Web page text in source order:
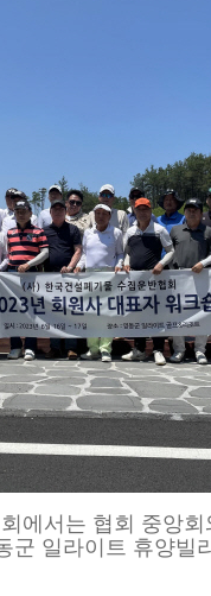
에서는 협회 중앙
군 일라이트 휴양빌